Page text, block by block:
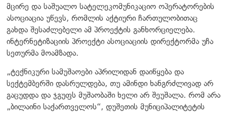
მცირე და საშუალო სატელეკომუნიკაციო ოპერატორების
ასოციაცია უწევს, რომლის აქტიური ჩართულობითაც
გახდა შესაძლებელი ამ პროექტის განხორციელება.
ინტერნეტიზაციის პროექტი ასოციაციის დირექტორმა უჩა
სეთურმა მოამზადა.
„ტექნიკური სამუშაოები აპრილიდან დაიწყება და
სექტემბერში დასრულდება, თუ ამინდი ხანგრძლივად არ
გაცუდდა და ჯგუფს მუშაობაში ხელი არ შეუშალა. რომ არა
„ბილაინი საქართველოს“, დუშეთის მუნიციპალიტეტის